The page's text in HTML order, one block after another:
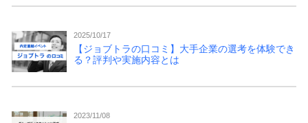
2025/10/17
【ジョブトラの口コミ】大手企業の選考を体験でき
る？評判や実施内容とは
2023/11/08